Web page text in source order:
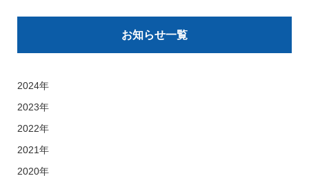
お知らせ一覧
2024年
2023年
2022年
2021年
2020年